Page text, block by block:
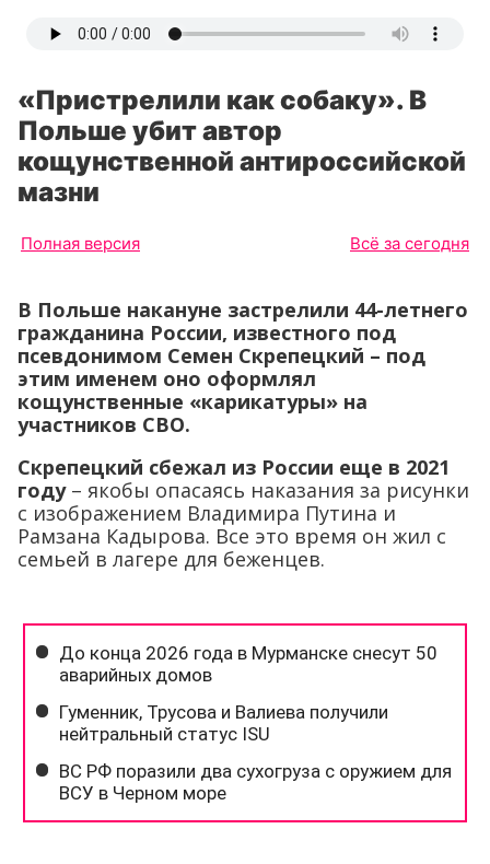
«Пристрелили как собаку». В
Польше убит автор
кощунственной антироссийской
мазни
Полная версия Всё за сегодня
В Польше накануне застрелили 44-летнего
гражданина России, известного под
псевдонимом Семен Скрепецкий – под
этим именем оно оформлял
кощунственные «карикатуры» на
участников СВО.
Скрепецкий сбежал из России еще в 2021
году– якобы опасаясь наказания за рисунки
с изображением Владимира Путина и
Рамзана Кадырова. Все это время он жил с
семьей в лагере для беженцев.